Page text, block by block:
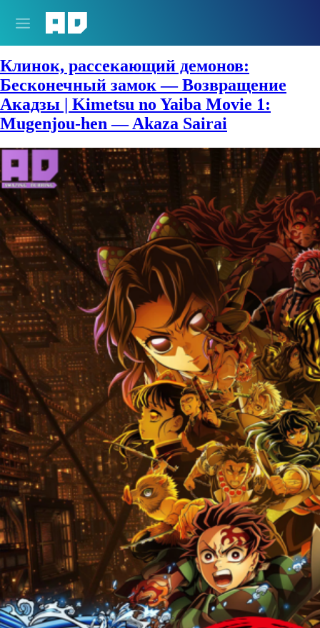
Сезон:Лето 2025
Клинок, рассекающий демонов:
Бесконечный замок — Возвращение
Акадзы | Kimetsu no Yaiba Movie 1:
Mugenjou-hen — Akaza Sairai